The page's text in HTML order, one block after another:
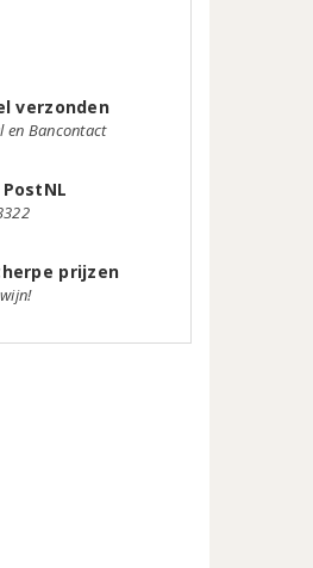
verzonden
en Bancontact
prijzen